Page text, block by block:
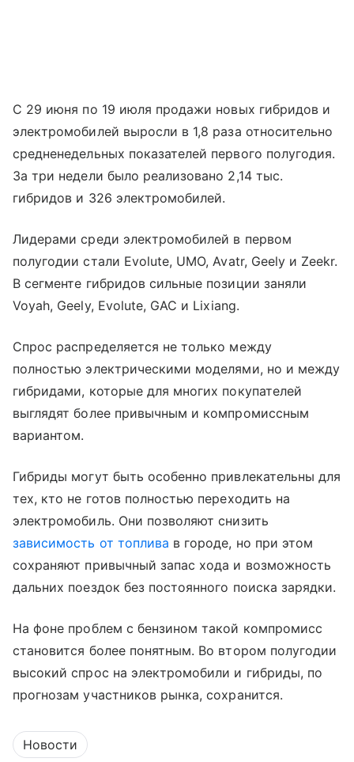
С 29 июня по 19 июля продажи новых гибридов и
электромобилей выросли в 1,8 раза относительно
средненедельных показателей первого полугодия.
За три недели было реализовано 2,14 тыс.
гибридов и 326 электромобилей.
Лидерами среди электромобилей в первом
полугодии стали Evolute, UMO, Avatr, Geely и Zeekr.
В сегменте гибридов сильные позиции заняли
Voyah, Geely, Evolute, GAC и Lixiang.
Спрос распределяется не только между
полностью электрическими моделями, но и между
гибридами, которые для многих покупателей
выглядят более привычным и компромиссным
вариантом.
Гибриды могут быть особенно привлекательны для
тех, кто не готов полностью переходить на
электромобиль. Они позволяют снизить
зависимость от топлива в городе, но при этом
сохраняют привычный запас хода и возможность
дальних поездок без постоянного поиска зарядки.
На фоне проблем с бензином такой компромисс
становится более понятным. Во втором полугодии
высокий спрос на электромобили и гибриды, по
прогнозам участников рынка, сохранится.
Новости